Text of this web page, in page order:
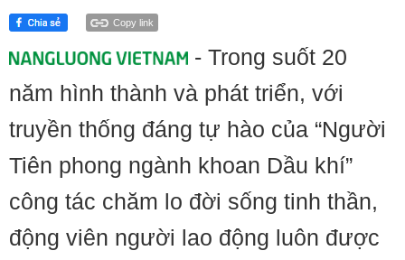
Copy link
- Trong suốt 20
năm hình thành và phát triển, với
truyền thống đáng tự hào của “Người
Tiên phong ngành khoan Dầu khí”
công tác chăm lo đời sống tinh thần,
động viên người lao động luôn được